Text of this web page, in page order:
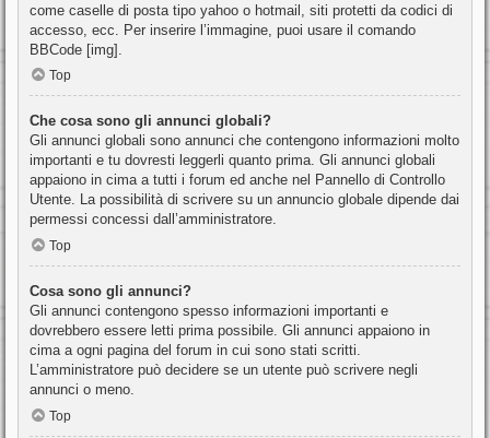
come caselle di posta tipo yahoo o hotmail, siti protetti da codici di
accesso, ecc. Per inserire l’immagine, puoi usare il comando
BBCode [img].
Top
Che cosa sono gli annunci globali?
Gli annunci globali sono annunci che contengono informazioni molto
importanti e tu dovresti leggerli quanto prima. Gli annunci globali
appaiono in cima a tutti i forum ed anche nel Pannello di Controllo
Utente. La possibilità di scrivere su un annuncio globale dipende dai
permessi concessi dall’amministratore.
Top
Cosa sono gli annunci?
Gli annunci contengono spesso informazioni importanti e
dovrebbero essere letti prima possibile. Gli annunci appaiono in
cima a ogni pagina del forum in cui sono stati scritti.
L’amministratore può decidere se un utente può scrivere negli
annunci o meno.
Top